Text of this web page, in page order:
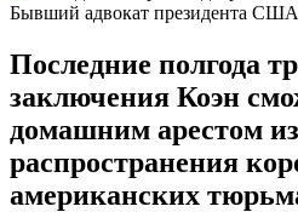
Бывший адвокат президента
Последние полгода
заключения Коэн
домашним арестом
распространения
американских